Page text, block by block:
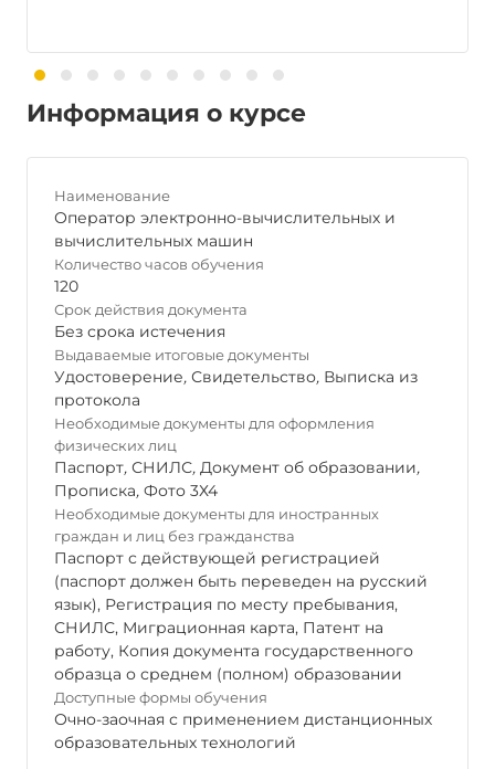
Информация о курсе
Наименование
Оператор электронно-вычислительных и
вычислительных машин
Количество часов обучения
120
Срок действия документа
Без срока истечения
Выдаваемые итоговые документы
Удостоверение, Свидетельство, Выписка из
протокола
Необходимые документы для оформления
физических лиц
Паспорт, СНИЛС, Документ об образовании,
Прописка, Фото 3Х4
Необходимые документы для иностранных
граждан и лиц без гражданства
Паспорт с действующей регистрацией
(паспорт должен быть переведен на русский
язык), Регистрация по месту пребывания,
СНИЛС, Миграционная карта, Патент на
работу, Копия документа государственного
образца о среднем (полном) образовании
Доступные формы обучения
Очно-заочная с применением дистанционных
образовательных технологий